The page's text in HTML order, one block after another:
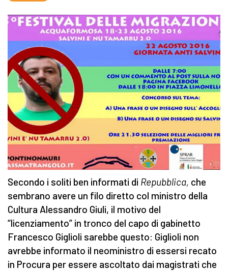
Secondo i soliti ben informati di Repubblica, che
sembrano avere un filo diretto col ministro della
Cultura Alessandro Giuli, il motivo del
“licenziamento” in tronco del capo di gabinetto
Francesco Giglioli sarebbe questo: Giglioli non
avrebbe informato il neoministro di essersi recato
in Procura per essere ascoltato dai magistrati che